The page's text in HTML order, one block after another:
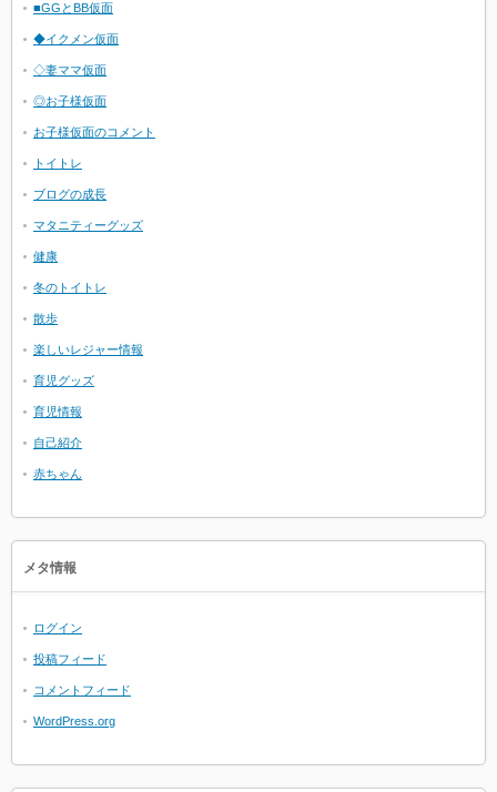
■GGとBB仮面
◆イクメン仮面
◇妻ママ仮面
◎お子様仮面
お子様仮面のコメント
トイトレ
ブログの成長
マタニティーグッズ
健康
冬のトイトレ
散歩
楽しいレジャー情報
育児グッズ
育児情報
自己紹介
赤ちゃん
メタ情報
ログイン
投稿フィード
コメントフィード
WordPress.org